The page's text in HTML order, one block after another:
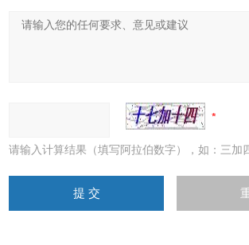
请输入计算结果（填写阿拉伯数字），如：三加